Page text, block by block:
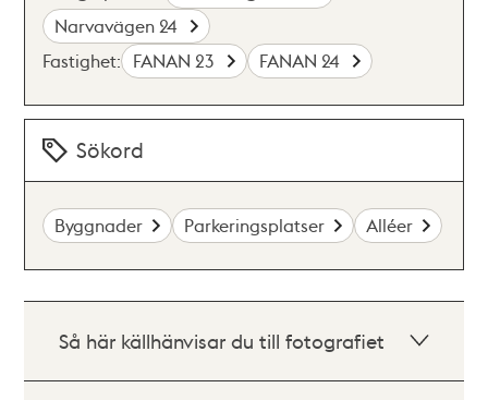
Narvavägen 24
Fastighet: FANAN 23 FANAN 24
Sökord
Byggnader Parkeringsplatser Alléer
Så här källhänvisar du till fotografiet